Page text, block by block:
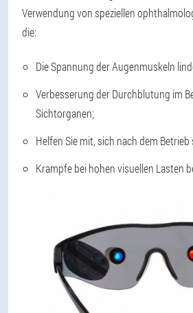
Verwendung von speziellen
die:
Die Spannung der Augenmuskeln
Verbesserung der Durchblutung im
Sichtorganen;
Helfen Sie mit, sich nach dem
Krampfe bei hohen visuellen Lasten